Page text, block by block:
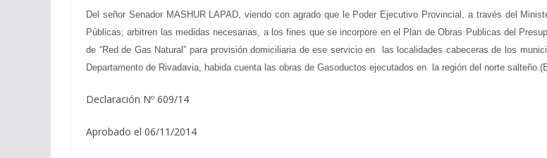
Del señor Senador MASHUR LAPAD, viendo con agrado que le Poder Ejecutivo Provincial, a través del
Públicas; arbitren las medidas necesarias, a los fines que se incorpore en el Plan de Obras Publicas del
de “Red de Gas Natural” para provisión domiciliaria de ese servicio en las localidades cabeceras de los
Departamento de Rivadavia, habida cuenta las obras de Gasoductos ejecutados en la región del norte
Declaración Nº 609/14
Aprobado el 06/11/2014